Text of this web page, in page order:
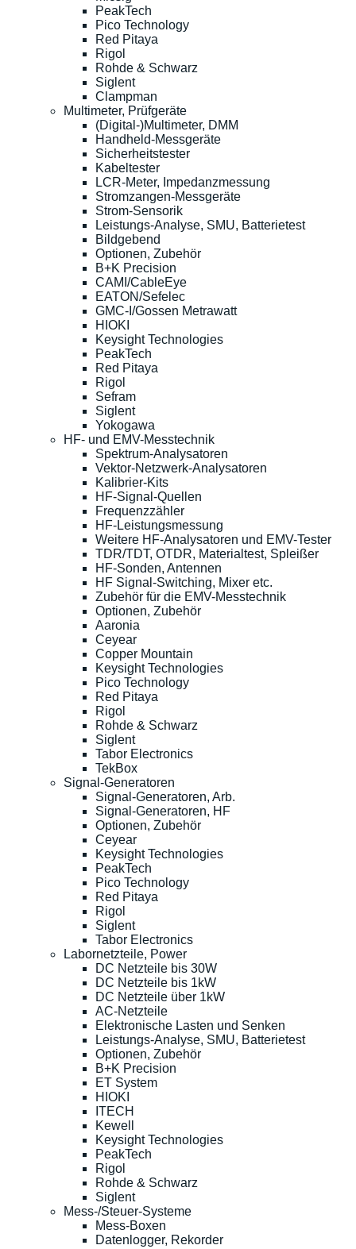
PeakTech
Pico Technology
Red Pitaya
Rigol
Rohde & Schwarz
Siglent
Clampman
Multimeter, Prüfgeräte
(Digital-)Multimeter, DMM
Handheld-Messgeräte
Sicherheitstester
Kabeltester
LCR-Meter, Impedanzmessung
Stromzangen-Messgeräte
Strom-Sensorik
Leistungs-Analyse, SMU, Batterietest
Bildgebend
Optionen, Zubehör
B+K Precision
CAMI/CableEye
EATON/Sefelec
GMC-I/Gossen Metrawatt
HIOKI
Keysight Technologies
PeakTech
Red Pitaya
Rigol
Sefram
Siglent
Yokogawa
HF- und EMV-Messtechnik
Spektrum-Analysatoren
Vektor-Netzwerk-Analysatoren
Kalibrier-Kits
HF-Signal-Quellen
Frequenzzähler
HF-Leistungsmessung
Weitere HF-Analysatoren und EMV-Tester
TDR/TDT, OTDR, Materialtest, Spleißer
HF-Sonden, Antennen
HF Signal-Switching, Mixer etc.
Zubehör für die EMV-Messtechnik
Optionen, Zubehör
Aaronia
Ceyear
Copper Mountain
Keysight Technologies
Pico Technology
Red Pitaya
Rigol
Rohde & Schwarz
Siglent
Tabor Electronics
TekBox
Signal-Generatoren
Signal-Generatoren, Arb.
Signal-Generatoren, HF
Optionen, Zubehör
Ceyear
Keysight Technologies
PeakTech
Pico Technology
Red Pitaya
Rigol
Siglent
Tabor Electronics
Labornetzteile, Power
DC Netzteile bis 30W
DC Netzteile bis 1kW
DC Netzteile über 1kW
AC-Netzteile
Elektronische Lasten und Senken
Leistungs-Analyse, SMU, Batterietest
Optionen, Zubehör
B+K Precision
ET System
HIOKI
ITECH
Kewell
Keysight Technologies
PeakTech
Rigol
Rohde & Schwarz
Siglent
Mess-/Steuer-Systeme
Mess-Boxen
Datenlogger, Rekorder